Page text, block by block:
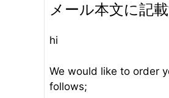
メール本文に記
hi
We would like to order
follows;